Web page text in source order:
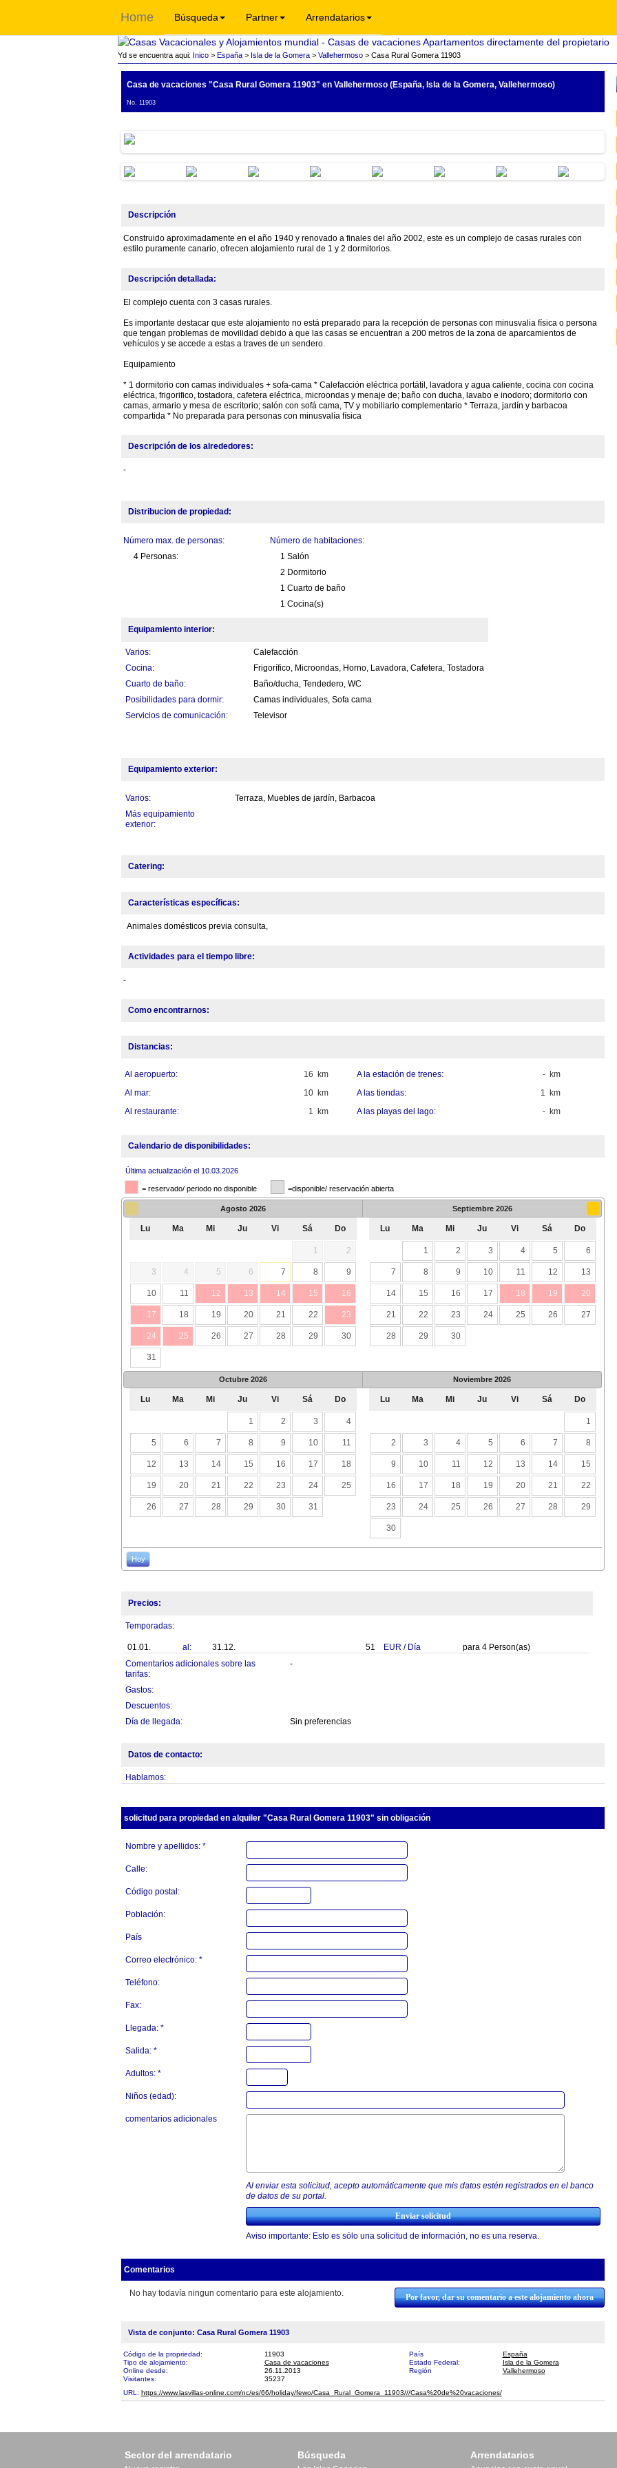
Home Búsqueda Partner Arrendatarios
Yd se encuentra aqui: Inico> España> Isla de la Gomera> Vallehermoso> Casa Rural Gomera 11903
Casa de vacaciones "Casa Rural Gomera 11903" en Vallehermoso (España, Isla de la Gomera, Vallehermoso)
No. 11903
Descripción
Construido aproximadamente en el año 1940 y renovado a finales del año 2002, este es un complejo de casas rurales con
estilo puramente canario, ofrecen alojamiento rural de 1 y 2 dormitorios.
Descripción detallada:
El complejo cuenta con 3 casas rurales.
Es importante destacar que este alojamiento no está preparado para la recepción de personas con minusvalia física o persona
que tengan problemas de movilidad debido a que las casas se encuentran a 200 metros de la zona de aparcamientos de
vehículos y se accede a estas a traves de un sendero.
Equipamiento
* 1 dormitorio con camas individuales + sofa-cama * Calefacción eléctrica portátil, lavadora y agua caliente, cocina con cocina
eléctrica, frigorifico, tostadora, cafetera eléctrica, microondas y menaje de; baño con ducha, lavabo e inodoro; dormitorio con
camas, armario y mesa de escritorio; salón con sofá cama, TV y mobiliario complementario * Terraza, jardín y barbacoa
compartida * No preparada para personas con minusvalía física
Descripción de los alrededores:
-
Distribucion de propiedad:
Número max. de personas:
4 Personas:
Número de habitaciones:
1 Salón
2 Dormitorio
1 Cuarto de baño
1 Cocina(s)
Equipamiento interior:
Varios:
Calefacción
Cocina:
Frigorífico, Microondas, Horno, Lavadora, Cafetera, Tostadora
Cuarto de baño:
Baño/ducha, Tendedero, WC
Posibilidades para dormir:
Camas individuales, Sofa cama
Servicios de comunicación:
Televisor
Equipamiento exterior:
Varios:
Terraza, Muebles de jardín, Barbacoa
Más equipamiento
exterior:
Catering:
Características específicas:
Animales domésticos previa consulta,
Actividades para el tiempo libre:
-
Como encontrarnos:
Distancias:
16 km
Al aeropuerto: - km
A la estación de trenes:
10 km
Al mar: 1 km
A las tiendas:
1 km
Al restaurante: - km
A las playas del lago:
Calendario de disponibilidades:
Última actualización el 10.03.2026
= reservado/ periodo no disponible =disponible/ reservación abierta
Agosto 2026
Lu Ma Mi Ju Vi Sá Do
1 2
3 4 5 6 7 8 9
10 11 12 13 14 15 16
17 18 19 20 21 22 23
24 25 26 27 28 29 30
31
Septiembre 2026
Lu Ma Mi Ju Vi Sá Do
1 2 3 4 5 6
7 8 9 10 11 12 13
14 15 16 17 18 19 20
21 22 23 24 25 26 27
28 29 30
Octubre 2026
Lu Ma Mi Ju Vi Sá Do
1 2 3 4
5 6 7 8 9 10 11
12 13 14 15 16 17 18
19 20 21 22 23 24 25
26 27 28 29 30 31
Noviembre 2026
Lu Ma Mi Ju Vi Sá Do
1
2 3 4 5 6 7 8
9 10 11 12 13 14 15
16 17 18 19 20 21 22
23 24 25 26 27 28 29
30
Hoy
Precios:
Temporadas:
01.01. al: 31.12. 51 EUR / Día para 4 Person(as)
Comentarios adicionales sobre las
tarifas:
-
Gastos:
Descuentos:
Día de llegada:
Sin preferencias
Datos de contacto:
Hablamos:
solicitud para propiedad en alquiler "Casa Rural Gomera 11903" sin obligación
Nombre y apellidos: *
Calle:
Código postal:
Población:
País
Correo electrónico: *
Teléfono:
Fax:
Llegada: *
Salida: *
Adultos: *
Niños (edad):
comentarios adicionales
Al enviar esta solicitud, acepto automáticamente que mis datos estén registrados en el banco
de datos de su portal.
Aviso importante: Esto es sólo una solicitud de información, no es una reserva.
Comentarios
No hay todavía ningun comentario para este alojamiento. Por favor, dar su comentario a este alojamiento ahora
Vista de conjunto: Casa Rural Gomera 11903
Código de la propriedad: 11903 País
España
Tipo de alojamiento:
Casa de vacaciones Estado Federal:
Isla de la Gomera
Online desde:
26.11.2013 Región
Vallehermoso
Visitantes:
35237
URL: https://www.lasvillas-online.com/nc/es/66/holiday/fewo/Casa_Rural_Gomera_11903///​Casa%20de%20vacaciones/
Sector del arrendatario Búsqueda Arrendatarios